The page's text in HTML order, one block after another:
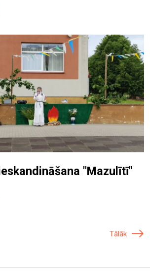
"Mazulītī"
Tālāk